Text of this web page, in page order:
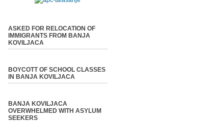
ASKED FOR RELOCATION OF
IMMIGRANTS FROM BANJA
KOVILJACA
BOYCOTT OF SCHOOL CLASSES
IN BANJA KOVILJACA
BANJA KOVILJACA
OVERWHELMED WITH ASYLUM
SEEKERS